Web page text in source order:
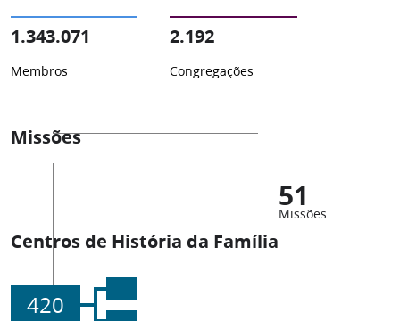
1.343.071
Membros
2.192
Congregações
Missões
51
Missões
Centros de História da Família
420